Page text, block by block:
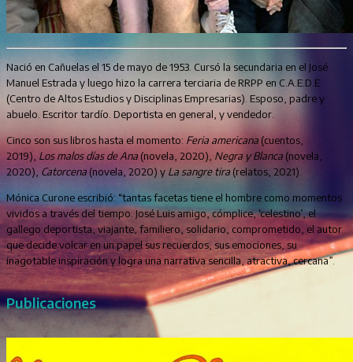
Nació en Cañuelas el 15 de mayo de 1953. Cursó la secundaria en el José
Manuel Estrada y luego hizo la carrera terciaria de RRPP en C.A.E.D.E
(Centro de Altos Estudios y Disciplinas Empresarias). Esposo, padre y
abuelo. Escritor tardío. Deportista en general, y vendedor.
Cinco son sus libros hasta el momento: Feria americana (cuentos,
2019), Los malos días de Ana(novela, 2020), Negra y Blanca (novela,
2020), Catorcena(novela, 2020) yLa sangre tira(relatos, 2021).
Mónica Curone escribió: “tantas facetas tiene el hombre como momentos
vividos a través del tiempo. José Luis amigo, cómplice, ‘celestino’, el
gallego deportista, viajante, familiero, solidario, comprometido, el autor
que decide volcar en un papel sus recuerdos, sus emociones, su
inagotable inspiración y logra una narrativa sencilla, atractiva, cercana”.
Publicaciones